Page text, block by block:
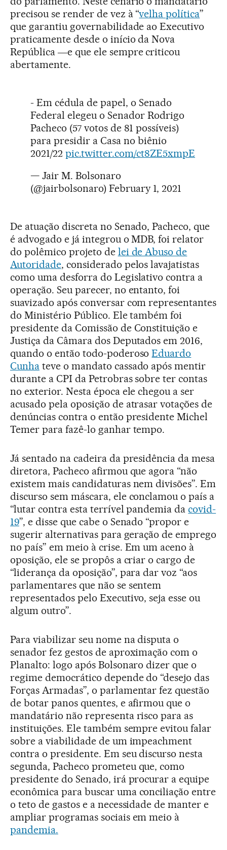
precisou se render de vez à “velha política”
que garantiu governabilidade ao Executivo
praticamente desde o início da Nova
República ―e que ele sempre criticou
abertamente.
- Em cédula de papel, o Senado
Federal elegeu o Senador Rodrigo
Pacheco (57 votos de 81 possíveis)
para presidir a Casa no biênio
2021/22 pic.twitter.com/ct8ZE5xmpE
— Jair M. Bolsonaro
(@jairbolsonaro) February 1, 2021
De atuação discreta no Senado, Pacheco, que
é advogado e já integrou o MDB, foi relator
do polêmico projeto de lei de Abuso de
Autoridade, considerado pelos lavajatistas
como uma desforra do Legislativo contra a
operação. Seu parecer, no entanto, foi
suavizado após conversar com representantes
do Ministério Público. Ele também foi
presidente da Comissão de Constituição e
Justiça da Câmara dos Deputados em 2016,
quando o então todo-poderosoEduardo
Cunhateve o mandato cassado após mentir
durante a CPI da Petrobras sobre ter contas
no exterior. Nesta época ele chegou a ser
acusado pela oposição de atrasar votações de
denúncias contra o então presidente Michel
Temer para fazê-lo ganhar tempo.
Já sentado na cadeira da presidência da mesa
diretora, Pacheco afirmou que agora “não
existem mais candidaturas nem divisões”. Em
discurso sem máscara, ele conclamou o país a
“lutar contra esta terrível pandemia dacovid-
19”, e disse que cabe o Senado “propor e
sugerir alternativas para geração de emprego
no país” em meio à crise. Em um aceno à
oposição, ele se propôs a criar o cargo de
“liderança da oposição”, para dar voz “aos
parlamentares que não se sentem
representados pelo Executivo, seja esse ou
algum outro”.
Para viabilizar seu nome na disputa o
senador fez gestos de aproximação com o
Planalto: logo após Bolsonaro dizer que o
regime democrático depende do “desejo das
Forças Armadas”, o parlamentar fez questão
de botar panos quentes, e afirmou que o
mandatário não representa risco para as
instituições. Ele também sempre evitou falar
sobre a viabilidade de um impeachment
contra o presidente. Em seu discurso nesta
segunda, Pacheco prometeu que, como
presidente do Senado, irá procurar a equipe
econômica para buscar uma conciliação entre
o teto de gastos e a necessidade de manter e
ampliar programas sociais em meio à
pandemia.